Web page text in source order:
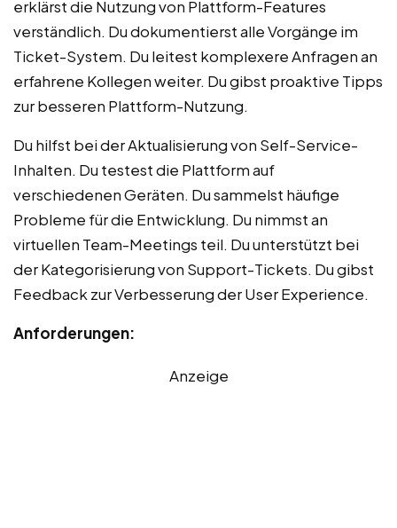
erklärst die Nutzung von Plattform-Features
verständlich. Du dokumentierst alle Vorgänge im
Ticket-System. Du leitest komplexere Anfragen an
erfahrene Kollegen weiter. Du gibst proaktive Tipps
zur besseren Plattform-Nutzung.
Du hilfst bei der Aktualisierung von Self-Service-
Inhalten. Du testest die Plattform auf
verschiedenen Geräten. Du sammelst häufige
Probleme für die Entwicklung. Du nimmst an
virtuellen Team-Meetings teil. Du unterstützt bei
der Kategorisierung von Support-Tickets. Du gibst
Feedback zur Verbesserung der User Experience.
Anforderungen:
Anzeige